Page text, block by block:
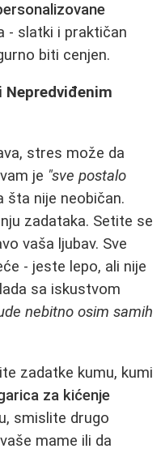
- slatki i praktičan
biti cenjen.
stres može da
je "sve postalo
šta nije neobičan.
zadataka. Setite se
vaša ljubav. Sve
- jeste lepo, ali nije
sa iskustvom
nebitno osim samih
zadatke kumu, kumi
za kićenje
smislite drugo
mame ili da